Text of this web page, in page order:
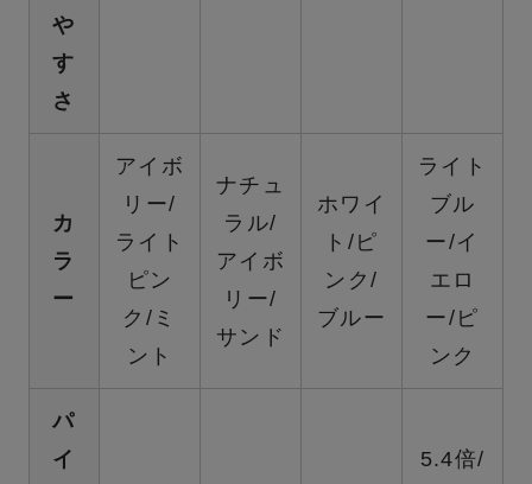
や
す
さ
カ
ラ
ー
アイボ
リー/
ライト
ピン
ク/ミ
ント
ナチュ
ラル/
アイボ
リー/
サンド
ホワイ
ト/ピ
ンク/
ブルー
ライト
ブル
ー/イ
エロ
ー/ピ
ンク
パ
イ
5.4倍/